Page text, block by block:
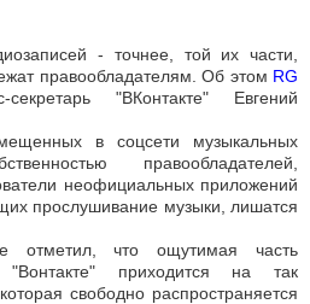
- точнее, той их части,
правообладателям. Об этом RG
"ВКонтакте" Евгений
в соцсети музыкальных
правообладателей,
неофициальных приложений
прослушивание музыки, лишатся
отметил, что ощутимая часть
"Вонтакте" приходится на так
свободно распространяется